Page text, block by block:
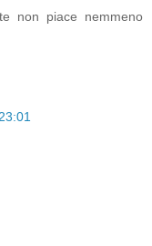
non piace nemmeno